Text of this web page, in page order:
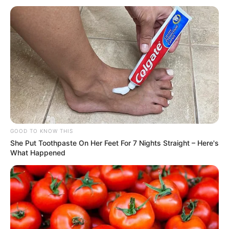
Pelea entre dos canes en Villa
Flores: un perro cruza de pitbull
con dogo atacó a otro
Búsqueda laboral: vendedor part time
turno tarde para comercio de Funes